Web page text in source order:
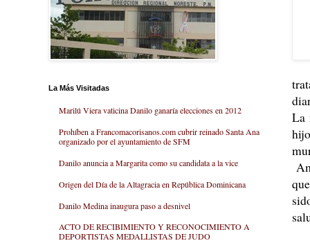
La
La Más Visitadas
Marilú Viera vaticina Danilo ganaría elecciones en 2012
Prohíben a Francomacorisanos.com cubrir reinado Santa Ana
organizado por el ayuntamiento de SFM
Danilo anuncia a Margarita como su candidata a la vice
Origen del Día de la Altagracia en República Dominicana
Danilo Medina inaugura paso a desnivel
ACTO DE RECIBIMIENTO Y RECONOCIMIENTO A
DEPORTISTAS MEDALLISTAS DE JUDO